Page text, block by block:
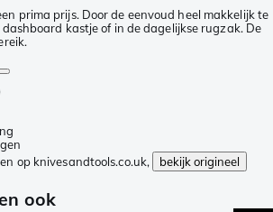
prima prijs. Door de eenvoud heel makkelijk te
kastje of in de dagelijkse rugzak. De
op knivesandtools.co.uk,
bekijk origineel
ook